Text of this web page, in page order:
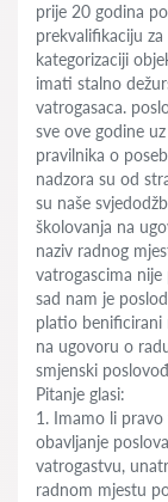
prije 20 godina
prekvalifikaciju
kategorizaciji
imati stalno
vatrogasaca.
sve ove godine
pravilnika o
nadzora su od
su naše
školovanja na
naziv radnog
vatrogascima
sad nam je
platio benificirani
na ugovoru o
smjenski
Pitanje glasi:
1. Imamo li
obavljanje
vatrogastvu,
radnom mjestu